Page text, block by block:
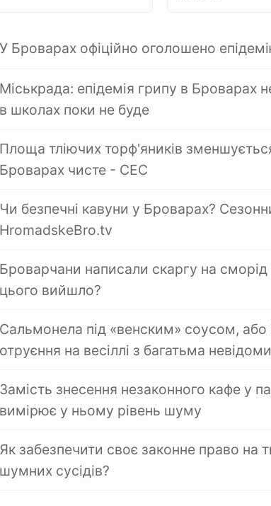
У Броварах офіційно оголошено
Міськрада: епідемія грипу в Броварах
в школах поки не буде
Площа тліючих торф'яників
Броварах чисте - СЕС
Чи безпечні кавуни у Броварах?
HromadskeBro.tv
Броварчани написали скаргу на сморід
цього вийшло?
Сальмонела під «венским» соусом, або
отруєння на весіллі з багатьма
Замість знесення незаконного кафе у
вимірює у ньому рівень шуму
Як забезпечити своє законне право на
шумних сусідів?